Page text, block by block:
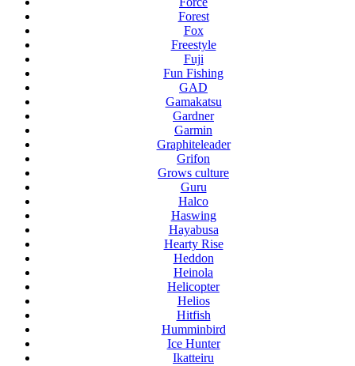
Forest
Fox
Freestyle
Fuji
Fun Fishing
GAD
Gamakatsu
Gardner
Garmin
Graphiteleader
Grifon
Grows culture
Guru
Halco
Haswing
Hayabusa
Hearty Rise
Heddon
Heinola
Helicopter
Helios
Hitfish
Humminbird
Ice Hunter
Ikatteiru